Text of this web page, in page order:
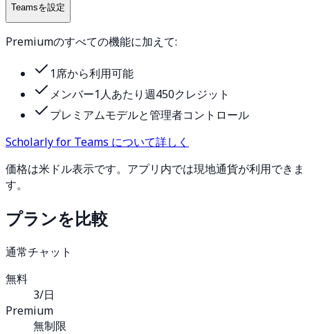
Teamsを設定
Premiumのすべての機能に加えて:
1席から利用可能
メンバー1人あたり週450クレジット
プレミアムモデルと管理者コントロール
Scholarly for Teams について詳しく
価格は米ドル表示です。アプリ内では現地通貨が利用できま
す。
プランを比較
通常チャット
無料
3/日
Premium
無制限